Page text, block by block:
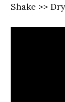
Shake >>